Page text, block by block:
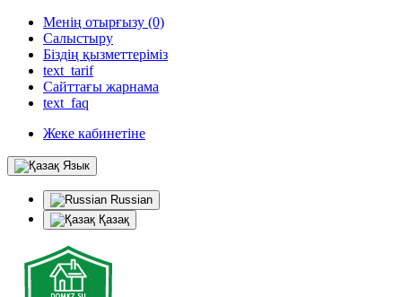
Менің отырғызу (0)
Салыстыру
Біздің қызметтеріміз
text_tarif
Сайттағы жарнама
text_faq
Жеке кабинетіне
Язык
Russian
Қазақ